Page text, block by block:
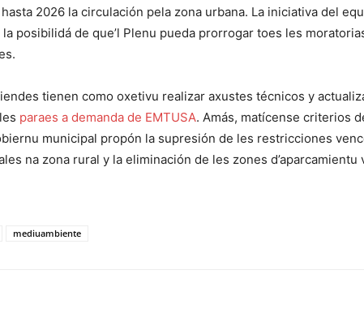
2026 la circulación pela zona urbana. La iniciativa del
posibilidá de que’l Plenu pueda prorrogar toes les
tienen como oxetivu realizar axustes técnicos y
paraes a demanda de EMTUSA. Amás, matícense criterios
municipal propón la supresión de les restricciones
na zona rural y la eliminación de les zones d’aparcamientu
mediuambiente